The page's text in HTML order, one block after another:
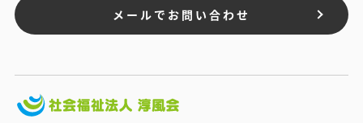
メールでお問い合わせ